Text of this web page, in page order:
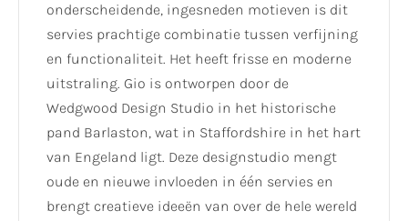
onderscheidende, ingesneden motieven is dit
servies prachtige combinatie tussen verfijning
en functionaliteit. Het heeft frisse en moderne
uitstraling. Gio is ontworpen door de
Wedgwood Design Studio in het historische
pand Barlaston, wat in Staffordshire in het hart
van Engeland ligt. Deze designstudio mengt
oude en nieuwe invloeden in één servies en
brengt creatieve ideeën van over de hele wereld